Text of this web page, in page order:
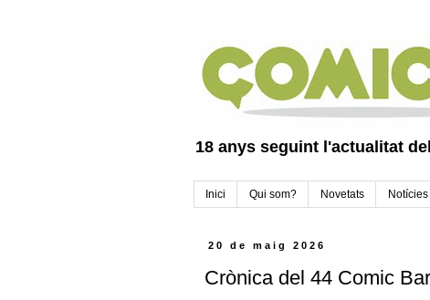
18 anys seguint l'actualitat
Inici Qui som? Novetats Notícies
20 de maig 2026
Crònica del 44 Comic